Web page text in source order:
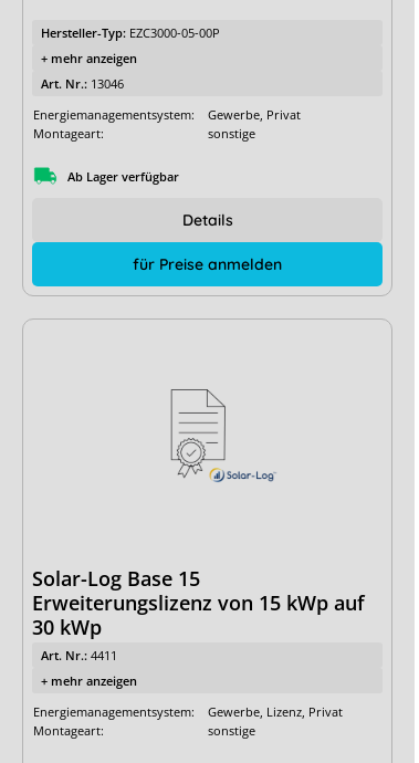
Hersteller-Typ: EZC3000-05-00P
+ mehr anzeigen
Art. Nr.: 13046
Energiemanagementsystem:
Gewerbe, Privat
Montageart:
sonstige
Ab Lager verfügbar
für Preise anmelden
Details
Solar-Log Base 15
Erweiterungslizenz von 15 kWp auf
30 kWp
Art. Nr.: 4411
+ mehr anzeigen
Energiemanagementsystem:
Gewerbe, Lizenz, Privat
Montageart:
sonstige